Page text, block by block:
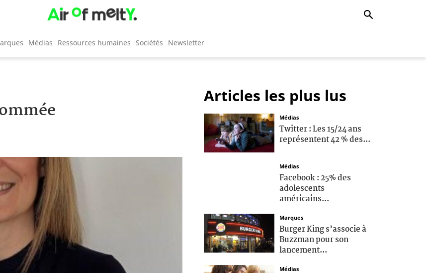
Médias Ressources humaines Sociétés Newsletter
Articles les plus lus
Médias
Twitter : Les 15/24 ans
représentent 42 % des...
Médias
Facebook : 25% des
adolescents
américains...
Marques
Burger King s’associe à
Buzzman pour son
lancement...
Médias